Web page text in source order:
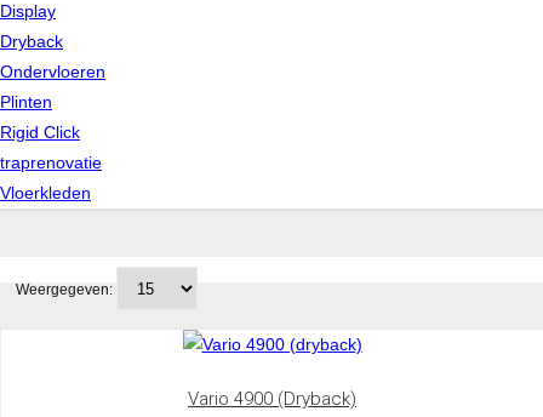
Display
Dryback
Ondervloeren
Plinten
Rigid Click
traprenovatie
Vloerkleden
Weergegeven:
Vario 4900 (dryback)